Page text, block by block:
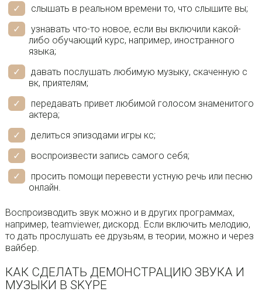
слышать в реальном времени то, что слышите вы;
узнавать что-то новое, если вы включили какой-
либо обучающий курс, например, иностранного
языка;
давать послушать любимую музыку, скаченную с
вк, приятелям;
передавать привет любимой голосом знаменитого
актера;
делиться эпизодами игры кс;
воспроизвести запись самого себя;
просить помощи перевести устную речь или песню
онлайн.
Воспроизводить звук можно и в других программах,
например, teamviewer, дискорд. Если включить мелодию,
то дать прослушать ее друзьям, в теории, можно и через
вайбер.
КАК СДЕЛАТЬ ДЕМОНСТРАЦИЮ ЗВУКА И
МУЗЫКИ В SKYPE